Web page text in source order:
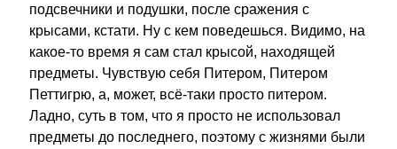
подсвечники и подушки, после сражения с
крысами, кстати. Ну с кем поведешься. Видимо, на
какое-то время я сам стал крысой, находящей
предметы. Чувствую себя Питером, Питером
Петтигрю, а, может, всё-таки просто питером.
Ладно, суть в том, что я просто не использовал
предметы до последнего, поэтому с жизнями были